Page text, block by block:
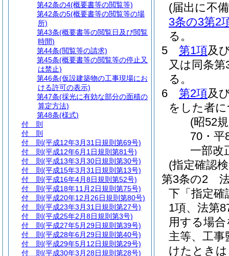
(届出に不
3条の3第2
る。
5
第1項及
又は同条
る。
6
第2項及
をした者
(昭52
70・平
一部改
(指定確認
第3条の2
下「指定確
1項、法第
用する場
主等、工
けたとき
第42条の4(概要書等の閲覧等)
第42条の5(概要書等の閲覧等の場
所)
第43条(概要書等の閲覧日及び閲覧
時間)
第44条(閲覧等の請求)
第45条(概要書等の閲覧等の停止又
は禁止)
第46条(仮設建築物の工事現場にお
ける許可の表示)
第47条(採光に有効な部分の面積の
算定方法)
第48条(様式)
付 則
付 則
付 則 (平成12年3月31日規則第69号)
付 則 (平成12年6月1日規則第81号)
付 則 (平成13年3月30日規則第30号)
付 則 (平成15年3月31日規則第13号)
付 則 (平成16年4月8日規則第52号)
付 則 (平成18年11月2日規則第75号)
付 則 (平成20年12月26日規則第80号)
付 則 (平成23年3月31日規則第27号)
付 則 (平成25年2月8日規則第3号)
付 則 (平成27年5月29日規則第39号)
付 則 (平成28年6月29日規則第40号)
付 則 (平成29年5月12日規則第29号)
付 則 (平成30年3月28日規則第28号)